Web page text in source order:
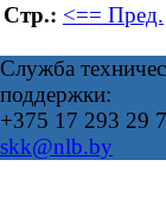
Стр.: <== Пред.
Служба
поддержки:
+375 17 293 29
skk@nlb.by